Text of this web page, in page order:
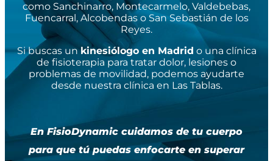
como Sanchinarro, Montecarmelo, Valdebebas,
Fuencarral, Alcobendas o San Sebastián de los
Reyes.
Si buscas unkinesiólogo en Madrid o una clínica
de fisioterapia para tratar dolor, lesiones o
problemas de movilidad, podemos ayudarte
desde nuestra clínica en Las Tablas.
En FisioDynamic cuidamos de tu cuerpo
para que tú puedas enfocarte en superar